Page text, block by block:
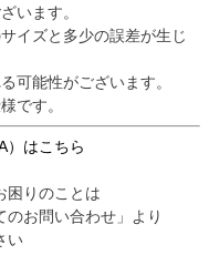
います。
イズと多少の誤差が生じ
可能性がございます。
です。
）はこちら
困りのことは
お問い合わせ」より
い